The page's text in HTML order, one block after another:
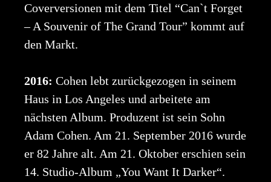
Coverversionen mit dem Titel “Can`t Forget
– A Souvenir of The Grand Tour” kommt auf
den Markt.
2016: Cohen lebt zurückgezogen in seinem
Haus in Los Angeles und arbeitete am
nächsten Album. Produzent ist sein Sohn
Adam Cohen. Am 21. September 2016 wurde
er 82 Jahre alt. Am 21. Oktober erschien sein
14. Studio-Album „You Want It Darker“.